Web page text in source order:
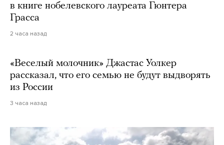
в книге нобелевского лауреата Гюнтера
Грасса
2 часа назад
«Веселый молочник» Джастас Уолкер
рассказал, что его семью не будут выдворять
из России
3 часа назад